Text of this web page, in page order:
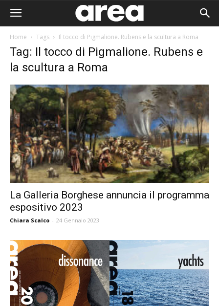
Home Tags Il tocco di Pigmalione. Rubens e la scultura a Roma
Tag: Il tocco di Pigmalione. Rubens e
la scultura a Roma
La Galleria Borghese annuncia il programma
espositivo 2023
Chiara Scalco - 24 Gennaio 2023